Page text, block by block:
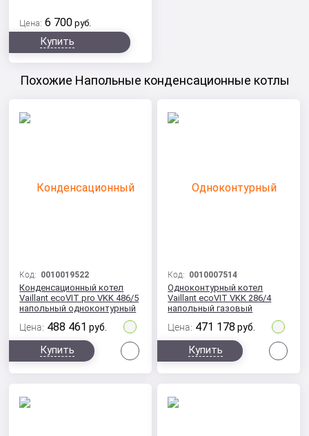
Цена: 6 700 руб.
Купить
Похожие Напольные конденсационные котлы
Код: 0010019522
Конденсационный котел
Vaillant ecoVIT pro VKK 486/5
напольный одноконтурный
Цена: 488 461 руб.
Купить
Код: 0010007514
Одноконтурный котел
Vaillant ecoVIT VKK 286/4
напольный газовый
Цена: 471 178 руб.
Купить